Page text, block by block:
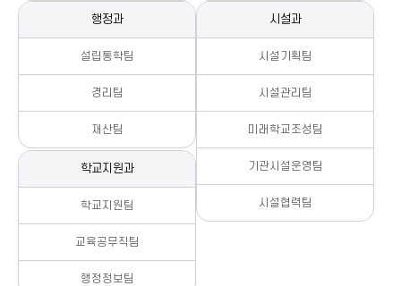
행정과
설립통학팀
경리팀
재산팀
시설과
시설기획팀
시설관리팀
미래학교조성팀
기관시설운영팀
시설협력팀
학교지원과
학교지원팀
교육공무직팀
행정정보팀